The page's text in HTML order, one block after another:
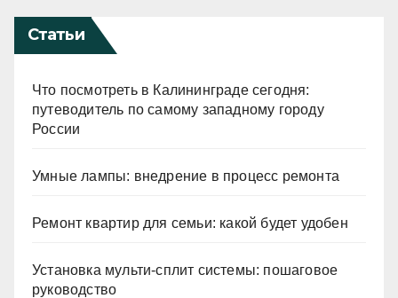
Статьи
Что посмотреть в Калининграде сегодня:
путеводитель по самому западному городу
России
Умные лампы: внедрение в процесс ремонта
Ремонт квартир для семьи: какой будет удобен
Установка мульти-сплит системы: пошаговое
руководство